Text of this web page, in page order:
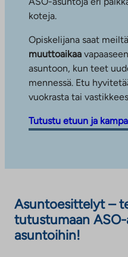
koteja.
Opiskelijana saat meiltä
muuttoaikaa
asuntoon, kun teet
mennessä. Etu
vuokrasta tai
Tutustu etuun ja
L
v
i
e
Asuntoesittelyt –
tutustumaan
asuntoihin!